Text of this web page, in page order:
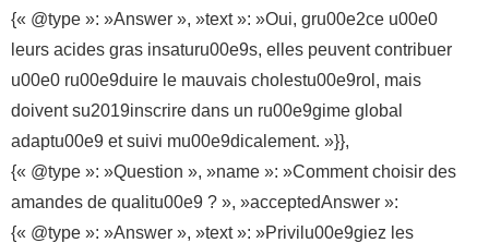
{« @type »: »Answer », »text »: »Oui, gru00e2ce u00e0
leurs acides gras insaturu00e9s, elles peuvent contribuer
u00e0 ru00e9duire le mauvais cholestu00e9rol, mais
doivent su2019inscrire dans un ru00e9gime global
adaptu00e9 et suivi mu00e9dicalement. »}},
{« @type »: »Question », »name »: »Comment choisir des
amandes de qualitu00e9 ? », »acceptedAnswer »:
{« @type »: »Answer », »text »: »Privilu00e9giez les